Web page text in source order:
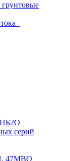
ПБ2О
серий
47МВО